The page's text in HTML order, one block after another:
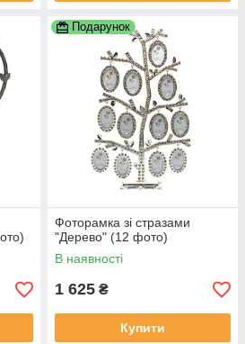
Подарунок
Фоторамка зі стразами
"Дерево" (12 фото)
В наявності
1 625 ₴
Купити